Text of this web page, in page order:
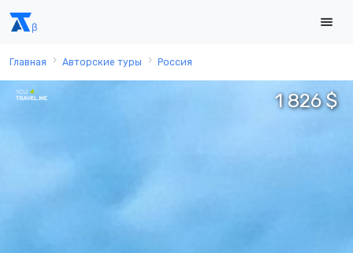
Главная Авторские туры Россия
1 826 $